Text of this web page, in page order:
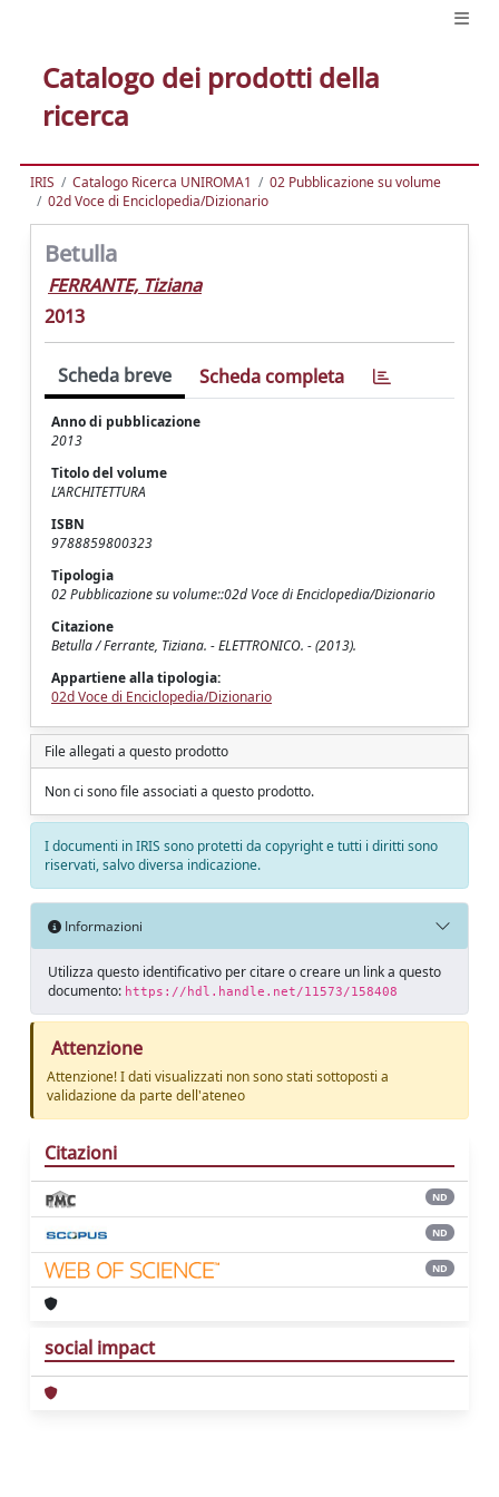
Catalogo dei prodotti della
ricerca
IRIS Catalogo Ricerca UNIROMA1
02 Pubblicazione su volume
02d Voce di Enciclopedia/Dizionario
Betulla
FERRANTE, Tiziana
2013
Scheda breve Scheda completa
Anno di pubblicazione
2013
Titolo del volume
L’ARCHITETTURA
ISBN
9788859800323
Tipologia
02 Pubblicazione su volume::02d Voce di Enciclopedia/Dizionario
Citazione
Betulla / Ferrante, Tiziana. - ELETTRONICO. - (2013).
Appartiene alla tipologia:
02d Voce di Enciclopedia/Dizionario
File allegati a questo prodotto
Non ci sono file associati a questo prodotto.
I documenti in IRIS sono protetti da copyright e tutti i diritti sono
riservati, salvo diversa indicazione.
Informazioni
Utilizza questo identificativo per citare o creare un link a questo
documento: https://hdl.handle.net/11573/158408
Attenzione
Attenzione! I dati visualizzati non sono stati sottoposti a
validazione da parte dell'ateneo
Citazioni
ND
ND
ND
social impact